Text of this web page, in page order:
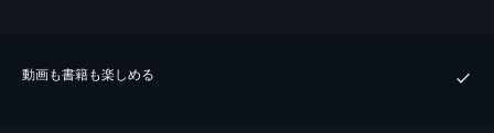
動画も書籍も楽しめる